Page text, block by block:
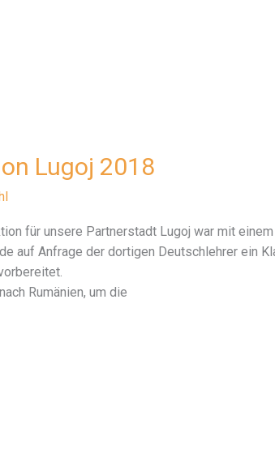
Lugoj 2018
für unsere Partnerstadt Lugoj war mit
auf Anfrage der dortigen Deutschlehrer ein
vorbereitet. Zwei
Rumänien, um die